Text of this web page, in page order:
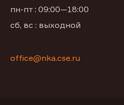
пн-пт : 09:00—18:00
сб, вс : выходной
office@nka.cse.ru